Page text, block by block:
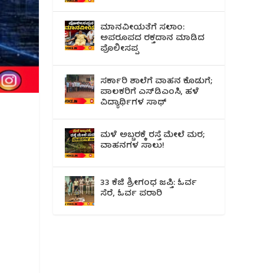
ಮಾನವೀಯತೆಗೆ ಸಲಾಂ:
ಅಪರೂಪದ ರಕ್ತದಾನ ಮಾಡಿದ
ಪೊಲೀಸಪ್ಪ
ಸರ್ಕಾರಿ ಶಾಲೆಗೆ ವಾಹನ ಕೊಡುಗೆ;
ಪಾಲಕರಿಗೆ ಎಸ್‌ಡಿಎಂಸಿ, ಹಳೆ
ವಿದ್ಯಾರ್ಥಿಗಳ ಸಾಥ್
ಮಳೆ ಅಬ್ಬರಕ್ಕೆ ರಸ್ತೆ ಮೇಲೆ ಮರ;
ವಾಹನಗಳ ಸಾಲು!
33 ಕೆಜಿ ಶ್ರೀಗಂಧ ಜಪ್ತಿ: ಓರ್ವ
ಸೆರೆ, ಓರ್ವ ಪರಾರಿ